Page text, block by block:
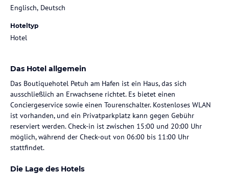
Englisch, Deutsch
Hoteltyp
Hotel
Das Hotel allgemein
Das Boutiquehotel Petuh am Hafen ist ein Haus, das sich
ausschließlich an Erwachsene richtet. Es bietet einen
Conciergeservice sowie einen Tourenschalter. Kostenloses WLAN
ist vorhanden, und ein Privatparkplatz kann gegen Gebühr
reserviert werden. Check-in ist zwischen 15:00 und 20:00 Uhr
möglich, während der Check-out von 06:00 bis 11:00 Uhr
stattfindet.
Die Lage des Hotels